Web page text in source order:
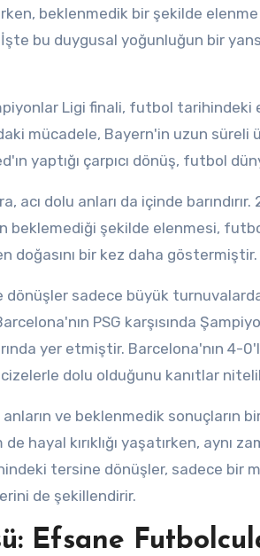
beklenmedik bir şekilde
bu duygusal yoğunluğun bir
Ligi finali, futbol
mücadele, Bayern'in uzun süreli
yaptığı çarpıcı dönüş, futbol
acı dolu anları da içinde
beklemediği şekilde elenmesi,
doğasını bir kez daha göstermiştir.
sadece büyük turnuvalarda
PSG karşısında
yer etmiştir. Barcelona'nın 4-
dolu olduğunu kanıtlar
ve beklenmedik sonuçların
hayal kırıklığı yaşatırken, aynı
tersine dönüşler, sadece bir
de şekillendirir.
Efsane